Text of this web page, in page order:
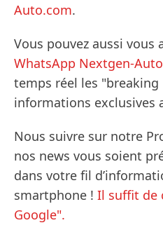
Auto.com.
Vous pouvez aussi vous
WhatsApp Nextgen-
temps réel les
informations exclusives
Nous suivre sur notre
nos news vous soient
dans votre fil
smartphone ! Il suffit de
Google".